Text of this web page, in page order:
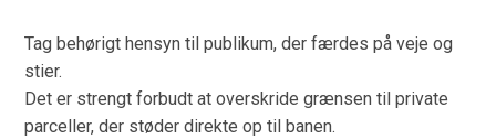
Tag behørigt hensyn til publikum, der færdes på veje og
stier.
Det er strengt forbudt at overskride grænsen til private
parceller, der støder direkte op til banen.